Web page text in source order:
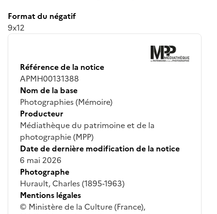
Format du négatif
9x12
Référence de la notice
APMH00131388
Nom de la base
Photographies (Mémoire)
Producteur
Médiathèque du patrimoine et de la
photographie (MPP)
Date de dernière modification de la notice
6 mai 2026
Photographe
Hurault, Charles (1895-1963)
Mentions légales
© Ministère de la Culture (France),